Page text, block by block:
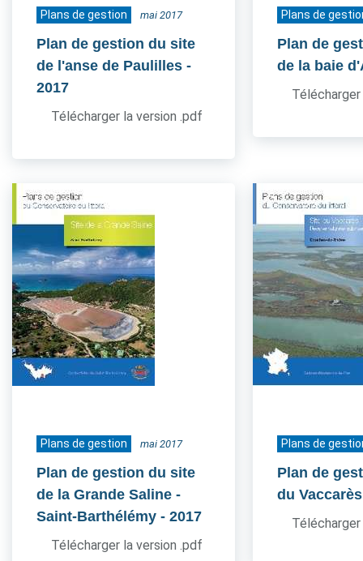
Plans de gestion mai 2017
Plan de gestion du site
de l'anse de Paulilles -
2017
Télécharger la version .pdf
Plans de
Plan de
de la baie
Plans de gestion mai 2017
Plan de gestion du site
de la Grande Saline -
Saint-Barthélémy - 2017
Télécharger la version .pdf
Plans de
Plan de
du Vaccarès